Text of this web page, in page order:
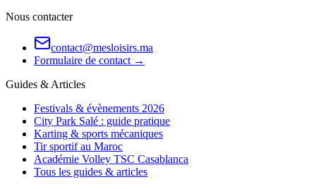
Nous contacter
contact@mesloisirs.ma
Formulaire de contact →
Guides & Articles
Festivals & évènements 2026
City Park Salé : guide pratique
Karting & sports mécaniques
Tir sportif au Maroc
Académie Volley TSC Casablanca
Tous les guides & articles